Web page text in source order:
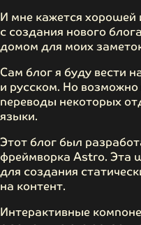
И мне кажется хорошей
с создания нового
домом для моих
Сам блог я буду вести
и русском. Но
переводы некоторых
языки.
Этот блог был
фреймворка Astro. Эта
для создания
на контент.
Интерактивные